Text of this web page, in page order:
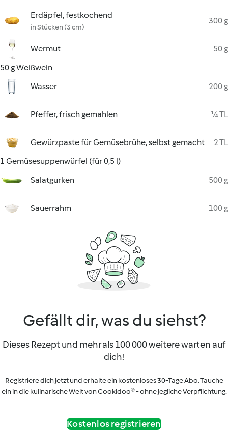
Erdäpfel, festkochend
in Stücken (3 cm)
300 g
Wermut
50 g
50 g Weißwein
Wasser
200 g
Pfeffer, frisch gemahlen ¼ TL
Gewürzpaste für Gemüsebrühe, selbst gemacht
2 TL
1 Gemüsesuppenwürfel (für 0,5 l)
Salatgurken
500 g
Sauerrahm 100 g
Gefällt dir, was du siehst?
Dieses Rezept und mehr als 100 000 weitere warten auf
dich!
Registriere dich jetzt und erhalte ein kostenloses 30-Tage Abo. Tauche
ein in die kulinarische Welt von Cookidoo® - ohne jegliche Verpflichtung.
Kostenlos registrieren